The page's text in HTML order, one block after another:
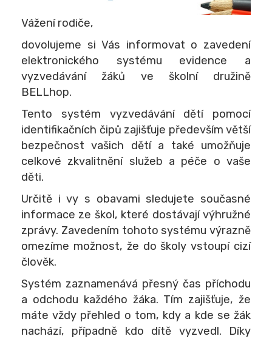
Vážení rodiče,
dovolujeme si Vás informovat o zavedení
elektronického systému evidence a
vyzvedávání žáků ve školní družině
BELLhop.
Tento systém vyzvedávání dětí pomocí
identifikačních čipů zajišťuje především větší
bezpečnost vašich dětí a také umožňuje
celkové zkvalitnění služeb a péče o vaše
děti.
Určitě i vy s obavami sledujete současné
informace ze škol, které dostávají výhružné
zprávy. Zavedením tohoto systému výrazně
omezíme možnost, že do školy vstoupí cizí
člověk.
Systém zaznamenává přesný čas příchodu
a odchodu každého žáka. Tím zajišťuje, že
máte vždy přehled o tom, kdy a kde se žák
nachází, případně kdo dítě vyzvedl. Díky